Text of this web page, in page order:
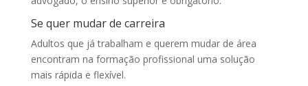
Se quer mudar de carreira
Adultos que já trabalham e querem mudar de área
encontram na formação profissional uma solução
mais rápida e flexível.